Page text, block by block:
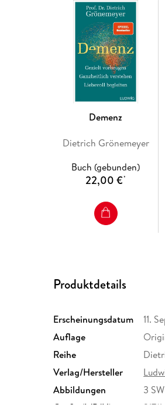
Demenz
Dietrich Grönemeyer
Buch (gebunden)
22,00 €*
Produktdetails
Erscheinungsdatum 11.
Auflage
Reihe
Verlag/Hersteller
Abbildungen
3
Größe (L/B/H)
217/